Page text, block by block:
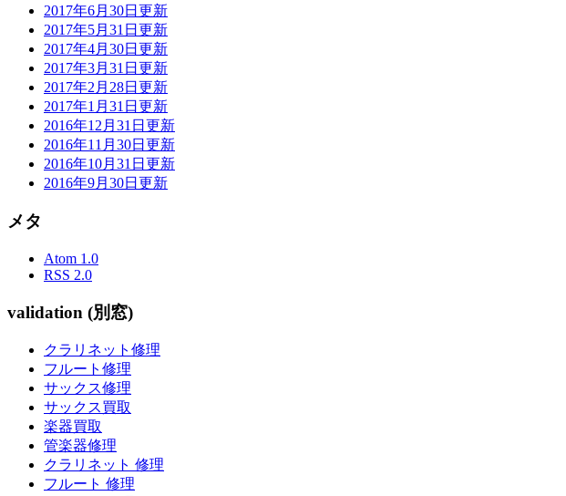
2017年6月30日更新
2017年5月31日更新
2017年4月30日更新
2017年3月31日更新
2017年2月28日更新
2017年1月31日更新
2016年12月31日更新
2016年11月30日更新
2016年10月31日更新
2016年9月30日更新
メタ
Atom 1.0
RSS 2.0
validation (別窓)
クラリネット修理
フルート修理
サックス修理
サックス買取
楽器買取
管楽器修理
クラリネット 修理
フルート 修理